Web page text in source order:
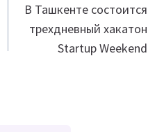
В Ташкенте состоится
трехдневный хакатон
Startup Weekend